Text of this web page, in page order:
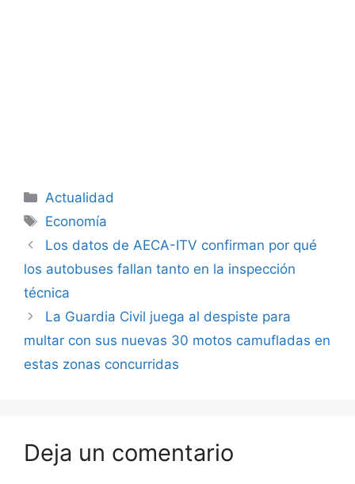
Categorías
Actualidad
Etiquetas
Economía
Los datos de AECA-ITV confirman por qué
los autobuses fallan tanto en la inspección
técnica
La Guardia Civil juega al despiste para
multar con sus nuevas 30 motos camufladas en
estas zonas concurridas
Deja un comentario